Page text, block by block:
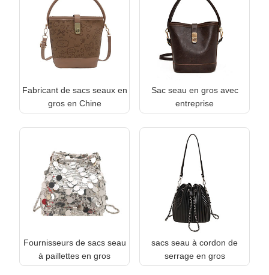
Fabricant de sacs seaux en
gros en Chine
Sac seau en gros avec
entreprise
Fournisseurs de sacs seau
à paillettes en gros
sacs seau à cordon de
serrage en gros